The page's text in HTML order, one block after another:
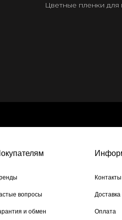
Цветные пленки для
Контакты
вопросы Доставка
и обмен Оплата